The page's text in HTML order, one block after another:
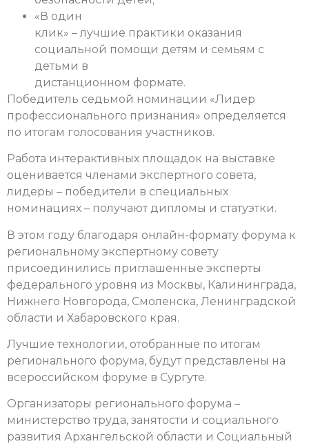
«В один
клик» – лучшие практики оказания
социальной помощи детям и семьям с
детьми в
дистанционном формате.
Победитель седьмой номинации «Лидер
профессионального признания» определяется
по итогам голосования участников.
Работа интерактивных площадок на выставке
оценивается членами экспертного совета,
лидеры – победители в специальных
номинациях – получают дипломы и статуэтки.
В этом году благодаря онлайн-формату форума к
региональному экспертному совету
присоединились приглашенные эксперты
федерального уровня из Москвы, Калининграда,
Нижнего Новгорода, Смоленска, Ленинградской
области и Хабаровского края.
Лучшие технологии, отобранные по итогам
регионального форума, будут представлены на
всероссийском форуме в Сургуте.
Организаторы регионального форума –
министерство труда, занятости и социального
развития Архангельской области и Социальный